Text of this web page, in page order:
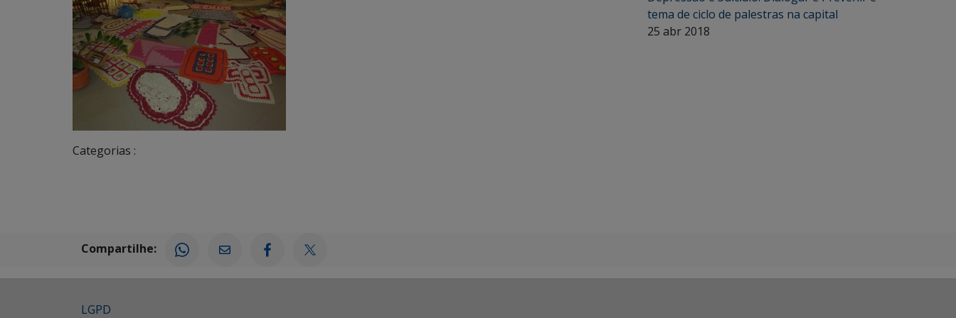
Categorias :
tema de ciclo de palestras na capital
25 abr 2018
Compartilhe:
LGPD